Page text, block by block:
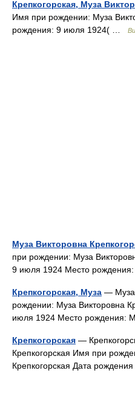
Крепкогорская, Муза
Имя при рождении: Муза
рождения: 9 июля 1924( …
Муза Викторовна
при рождении: Муза
9 июля 1924 Место
Крепкогорская, Муза — Муза
рождении: Муза Викторовна
июля 1924 Место рождения:
Крепкогорская —
Крепкогорская Имя при
Крепкогорская Дата